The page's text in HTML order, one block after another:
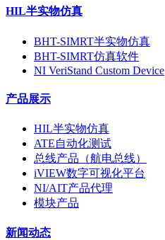
HIL半实物仿真
BHT-SIMRT半实物仿真
BHT-SIMRT仿真软件
NI VeriStand Custom Device
产品展示
HIL半实物仿真
ATE自动化测试
总线产品（航电总线）
iVIEW数字可视化平台
NI/AIT产品代理
模块产品
新闻动态